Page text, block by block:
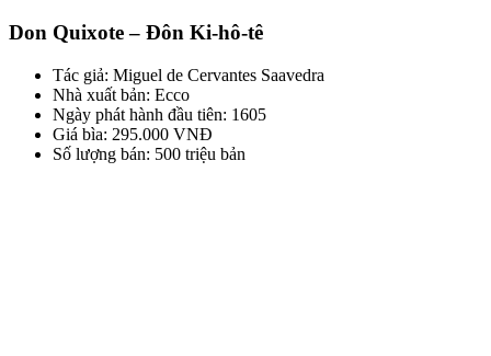
Don Quixote – Đôn Ki-hô-tê
Tác giả: Miguel de Cervantes Saavedra
Nhà xuất bản: Ecco
Ngày phát hành đầu tiên: 1605
Giá bìa: 295.000 VNĐ
Số lượng bán: 500 triệu bản